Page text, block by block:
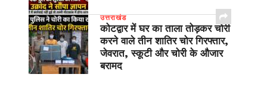
उत्तराखंड
कोटद्वार में घर का ताला तोड़कर चोरी
करने वाले तीन शातिर चोर गिरफ्तार,
जेवरात, स्कूटी और चोरी के औजार
बरामद